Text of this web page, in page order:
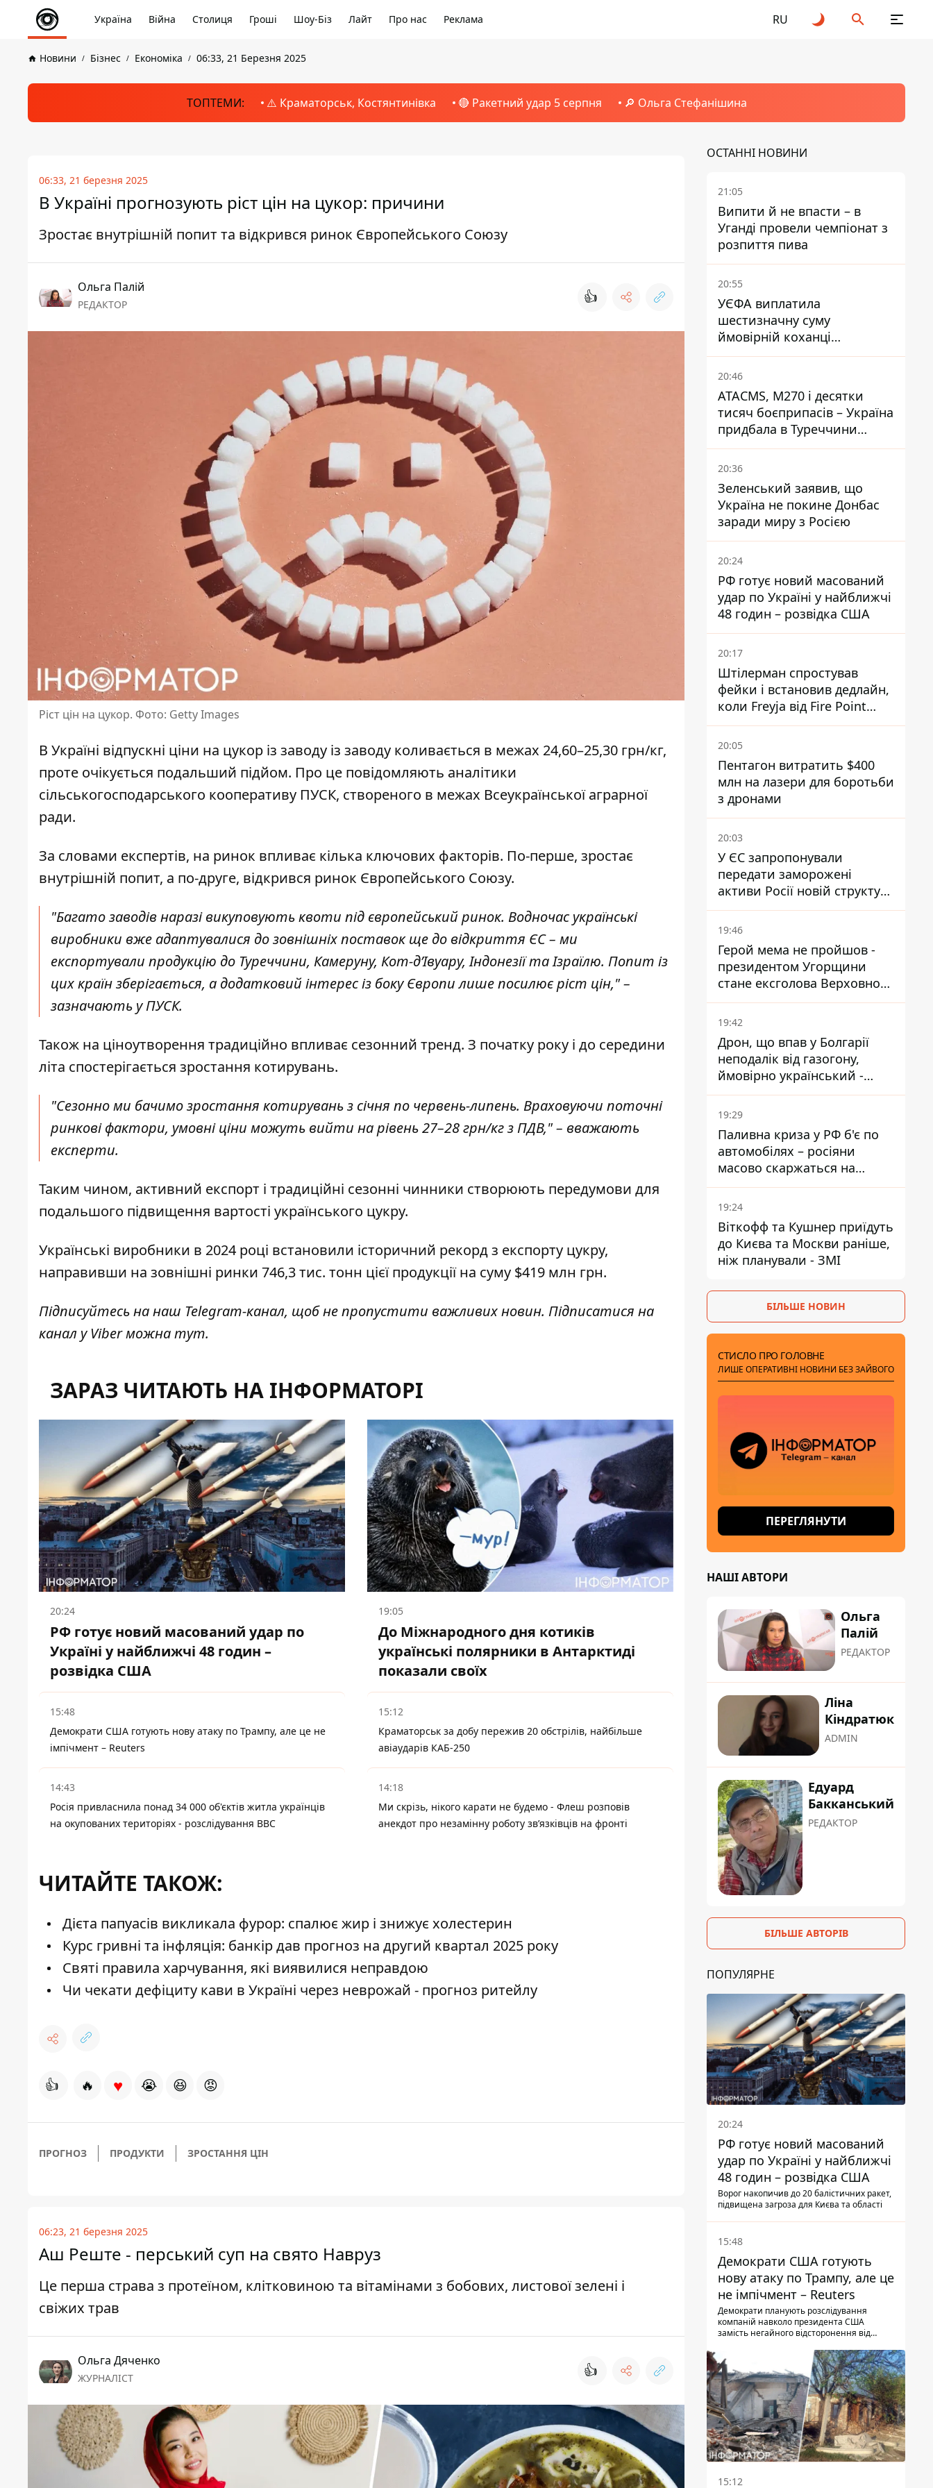
Україна Війна Столиця Гроші Шоу-Біз Лайт Про нас Реклама RU
Новини Бізнес Економіка 06:33, 21 Березня 2025
ТОПТЕМИ: ⚠️ Краматорськ, Костянтинівка 🔴 Ракетний удар 5 серпня 🔎 Ольга Стефанішина
06:33, 21 березня 2025
В Україні прогнозують ріст цін на цукор: причини
Зростає внутрішній попит та відкрився ринок Європейського Союзу
Ольга Палій
РЕДАКТОР 👍
Ріст цін на цукор. Фото: Getty Images
В Україні відпускні ціни на цукор із заводу із заводу коливається в межах 24,60–25,30 грн/кг,
проте очікується подальший підйом. Про це повідомляють аналітики
сільськогосподарського кооперативу ПУСК, створеного в межах Всеукраїнської аграрної
ради.
За словами експертів, на ринок впливає кілька ключових факторів. По-перше, зростає
внутрішній попит, а по-друге, відкрився ринок Європейського Союзу.
"Багато заводів наразі викуповують квоти під європейський ринок. Водночас українські
виробники вже адаптувалися до зовнішніх поставок ще до відкриття ЄС – ми
експортували продукцію до Туреччини, Камеруну, Кот-д’Івуару, Індонезії та Ізраїлю. Попит із
цих країн зберігається, а додатковий інтерес із боку Європи лише посилює ріст цін," –
зазначають у ПУСК.
Також на ціноутворення традиційно впливає сезонний тренд. З початку року і до середини
літа спостерігається зростання котирувань.
"Сезонно ми бачимо зростання котирувань з січня по червень-липень. Враховуючи поточні
ринкові фактори, умовні ціни можуть вийти на рівень 27–28 грн/кг з ПДВ," – вважають
експерти.
Таким чином, активний експорт і традиційні сезонні чинники створюють передумови для
подальшого підвищення вартості українського цукру.
Українські виробники в 2024 році встановили історичний рекорд з експорту цукру,
направивши на зовнішні ринки 746,3 тис. тонн цієї продукції на суму $419 млн грн.
Підписуйтесь на наш Telegram-канал, щоб не пропустити важливих новин. Підписатися на
канал у Viber можнатут.
ЗАРАЗ ЧИТАЮТЬ НА ІНФОРМАТОРІ
20:24
РФ готує новий масований удар по
Україні у найближчі 48 годин –
розвідка США
19:05
До Міжнародного дня котиків
українські полярники в Антарктиді
показали своїх
15:48
Демократи США готують нову атаку по Трампу, але це не
імпічмент – Reuters
15:12
Краматорськ за добу пережив 20 обстрілів, найбільше
авіаударів КАБ-250
14:43
Росія привласнила понад 34 000 об'єктів житла українців
на окупованих територіях - розслідування BBC
14:18
Ми скрізь, нікого карати не будемо - Флеш розповів
анекдот про незамінну роботу зв’язківців на фронті
ЧИТАЙТЕ ТАКОЖ:
Дієта папуасів викликала фурор: спалює жир і знижує холестерин
Курс гривні та інфляція: банкір дав прогноз на другий квартал 2025 року
Святі правила харчування, які виявилися неправдою
Чи чекати дефіциту кави в Україні через неврожай - прогноз ритейлу
👍 🔥 ♥ 😭 😆 😡
ПРОГНОЗ ПРОДУКТИ ЗРОСТАННЯ ЦІН
06:23, 21 березня 2025
Аш Реште - перський суп на свято Навруз
Це перша страва з протеїном, клітковиною та вітамінами з бобових, листової зелені і
свіжих трав
Ольга Дяченко
ЖУРНАЛІСТ 👍
ОСТАННІ НОВИНИ
21:05
Випити й не впасти – в
Уганді провели чемпіонат з
розпиття пива
20:55
УЄФА виплатила
шестизначну суму
ймовірній коханці
Інфантіно - The Telegraph
20:46
ATACMS, M270 і десятки
тисяч боєприпасів – Україна
придбала в Туреччини
потужний пакет озброєння
20:36
Зеленський заявив, що
Україна не покине Донбас
заради миру з Росією
20:24
РФ готує новий масований
удар по Україні у найближчі
48 годин – розвідка США
20:17
Штілерман спростував
фейки і встановив дедлайн,
коли Freyja від Fire Point
повноцінно запрацює проти
балістики
20:05
Пентагон витратить $400
млн на лазери для боротьби
з дронами
20:03
У ЄС запропонували
передати заморожені
активи Росії новій структурі
блоку
19:46
Герой мема не пройшов -
президентом Угорщини
стане ексголова Верховного
Суду, якого критикував
Орбан
19:42
Дрон, що впав у Болгарії
неподалік від газогону,
ймовірно український -
Міноборони країни
19:29
Паливна криза у РФ б'є по
автомобілях – росіяни
масово скаржаться на
поломки через неякісний
бензин
19:24
Віткофф та Кушнер приїдуть
до Києва та Москви раніше,
ніж планували - ЗМІ
БІЛЬШЕ НОВИН
СТИСЛО ПРО ГОЛОВНЕ
ЛИШЕ ОПЕРАТИВНІ НОВИНИ БЕЗ ЗАЙВОГО
ПЕРЕГЛЯНУТИ
НАШІ АВТОРИ
Ольга
Палій
РЕДАКТОР
Ліна
Кіндратюк
ADMIN
Едуард
Бакканський
РЕДАКТОР
БІЛЬШЕ АВТОРІВ
ПОПУЛЯРНЕ
20:24
РФ готує новий масований
удар по Україні у найближчі
48 годин – розвідка США
Ворог накопичив до 20 балістичних ракет,
підвищена загроза для Києва та області
15:48
Демократи США готують
нову атаку по Трампу, але це
не імпічмент – Reuters
Демократи планують розслідування
компаній навколо президента США
замість негайного відсторонення від
15:12